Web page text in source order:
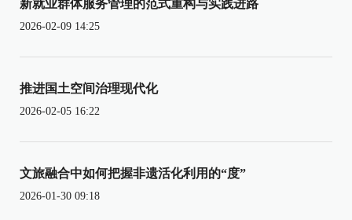
新就业群体服务管理的范式重构与实践进路
2026-02-09 14:25
推进国土空间治理现代化
2026-02-05 16:22
文旅融合中如何把握非遗活化利用的“度”
2026-01-30 09:18